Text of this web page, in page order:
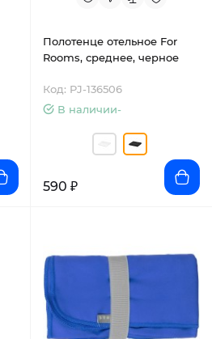
Полотенце отельное For
Rooms, среднее, черное
Код: PJ-136506
В наличии-
590 ₽